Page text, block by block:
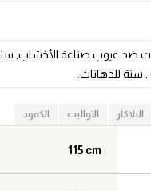
ضد عيوب صناعة الأخشاب,
, سنة للدهانات.
البلاكار التواليت الكمود
115 cm